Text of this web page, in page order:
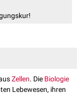
Zellen. Die Biologie
Lebewesen, ihren